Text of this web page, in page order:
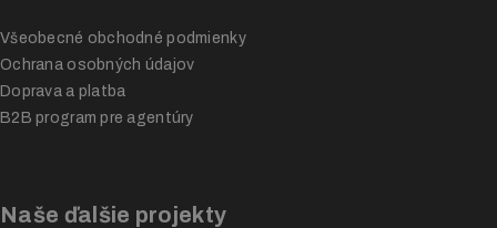
Všeobecné obchodné podmienky
Ochrana osobných údajov
Doprava a platba
B2B program pre agentúry
Naše ďalšie projekty